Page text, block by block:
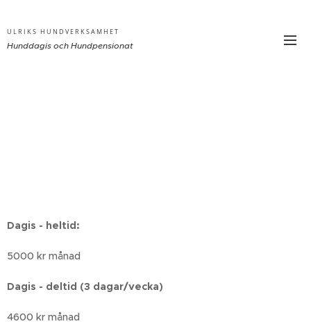
ULRIKS HUNDVERKSAMHET
Hunddagis och Hundpensionat
Dagis - heltid:
5000 kr månad
Dagis - deltid (3 dagar/vecka)
4600 kr månad